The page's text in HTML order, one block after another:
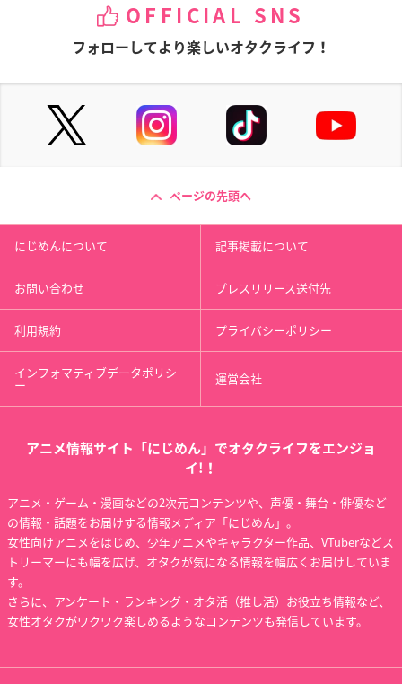
OFFICIAL SNS
フォローしてより楽しいオタクライフ！
ページの先頭へ
にじめんについて 記事掲載について
お問い合わせ プレスリリース送付先
利用規約 プライバシーポリシー
インフォマティブデータポリシ
ー 運営会社
アニメ情報サイト「にじめん」でオタクライフをエンジョ
イ!！
アニメ・ゲーム・漫画などの2次元コンテンツや、声優・舞台・俳優など
の情報・話題をお届けする情報メディア「にじめん」。
女性向けアニメをはじめ、少年アニメやキャラクター作品、VTuberなどス
トリーマーにも幅を広げ、オタクが気になる情報を幅広くお届けしていま
す。
さらに、アンケート・ランキング・オタ活（推し活）お役立ち情報など、
女性オタクがワクワク楽しめるようなコンテンツも発信しています。